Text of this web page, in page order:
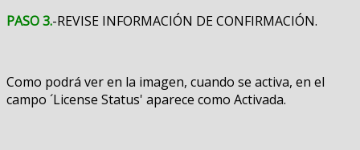
PASO 3.-REVISE INFORMACIÓN DE CONFIRMACIÓN.
Como podrá ver en la imagen, cuando se activa, en el
campo ´License Status' aparece como Activada.